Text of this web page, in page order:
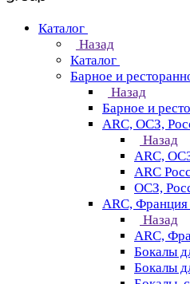
Каталог
Назад
Каталог
Барное и
Назад
Барное и
ARC, ОСЗ,
Назад
ARC,
ARC
ОСЗ,
ARC, Франция
Назад
ARC,
Бокалы
Бокалы